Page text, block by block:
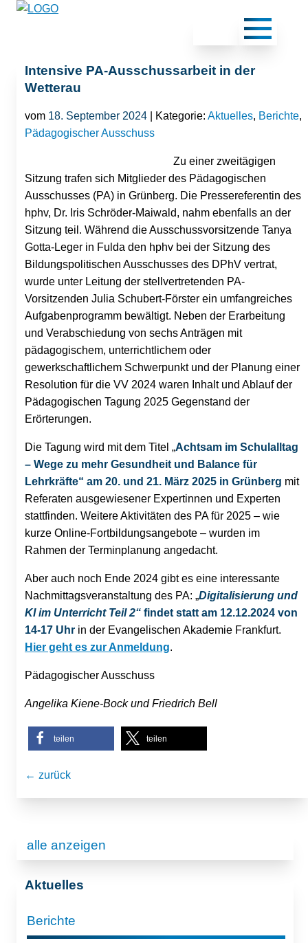
Intensive PA-Ausschussarbeit in der
Wetterau
vom 18. September 2024 | Kategorie: Aktuelles, Berichte,
Pädagogischer Ausschuss
Zu einer zweitägigen
Sitzung trafen sich Mitglieder des Pädagogischen
Ausschusses (PA) in Grünberg. Die Pressereferentin des
hphv, Dr. Iris Schröder-Maiwald, nahm ebenfalls an der
Sitzung teil. Während die Ausschussvorsitzende Tanya
Gotta-Leger in Fulda den hphv bei der Sitzung des
Bildungspolitischen Ausschusses des DPhV vertrat,
wurde unter Leitung der stellvertretenden PA-
Vorsitzenden Julia Schubert-Förster ein umfangreiches
Aufgabenprogramm bewältigt. Neben der Erarbeitung
und Verabschiedung von sechs Anträgen mit
pädagogischem, unterrichtlichem oder
gewerkschaftlichem Schwerpunkt und der Planung einer
Resolution für die VV 2024 waren Inhalt und Ablauf der
Pädagogischen Tagung 2025 Gegenstand der
Erörterungen.
Die Tagung wird mit dem Titel „Achtsam im Schulalltag
– Wege zu mehr Gesundheit und Balance für
Lehrkräfte“ am 20. und 21. März 2025 in Grünberg mit
Referaten ausgewiesener Expertinnen und Experten
stattfinden. Weitere Aktivitäten des PA für 2025 – wie
kurze Online-Fortbildungsangebote – wurden im
Rahmen der Terminplanung angedacht.
Aber auch noch Ende 2024 gibt es eine interessante
Nachmittagsveranstaltung des PA: „Digitalisierung und
KI im Unterricht Teil 2“ findet statt am 12.12.2024 von
14-17 Uhr in der Evangelischen Akademie Frankfurt.
Hier geht es zur Anmeldung.
Pädagogischer Ausschuss
Angelika Kiene-Bock und Friedrich Bell
teilen teilen
← zurück
alle anzeigen
Aktuelles
Berichte